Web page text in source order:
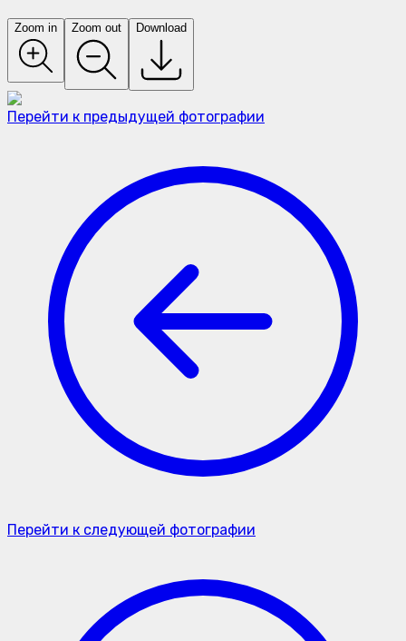
Zoom in Zoom out Download
Перейти к предыдущей фотографии
Перейти к следующей фотографии